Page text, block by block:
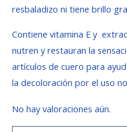
resbaladizo ni tiene brillo
Contiene vitamina E y
nutren y restauran la
artículos de cuero para
la decoloración por el uso
No hay valoraciones aún.